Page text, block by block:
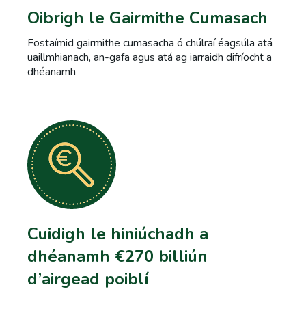
Oibrigh le Gairmithe Cumasach
Fostaímid gairmithe cumasacha ó chúlraí éagsúla atá
uaillmhianach, an-gafa agus atá ag iarraidh difríocht a
dhéanamh
Cuidigh le hiniúchadh a
dhéanamh €270 billiún
d’airgead poiblí